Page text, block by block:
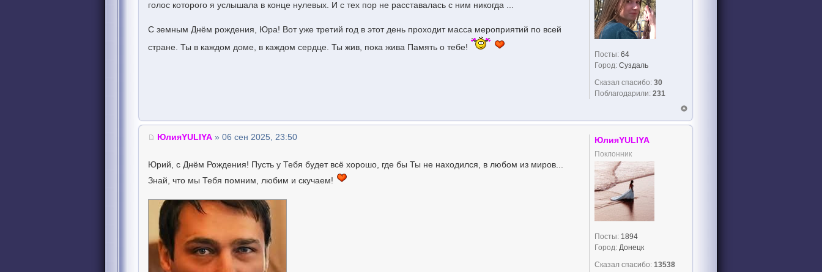
голос которого я услышала в конце нулевых. И с тех пор не расставалась с ним никогда ...
С земным Днём рождения, Юра! Вот уже третий год в этот день проходит масса мероприятий по всей
стране. Ты в каждом доме, в каждом сердце. Ты жив, пока жива Память о тебе!
Посты: 64
Город: Суздаль
Сказал спасибо: 30
Поблагодарили: 231
ЮлияYULIYA » 06 сен 2025, 23:50
Юрий, с Днём Рождения! Пусть у Тебя будет всё хорошо, где бы Ты не находился, в любом из миров...
Знай, что мы Тебя помним, любим и скучаем!
ЮлияYULIYA
Поклонник
Посты: 1894
Город: Донецк
Сказал спасибо: 13538